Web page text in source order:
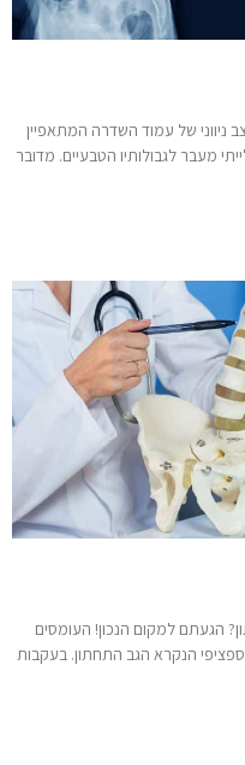
ניווני של עמוד השדרה המתאפיין
מעבר לגבולותיו הטבעיים. מדובר
הגעתם למקום הנכון! העומסים
ספציפי הנקרא הגב התחתון. בעקבות